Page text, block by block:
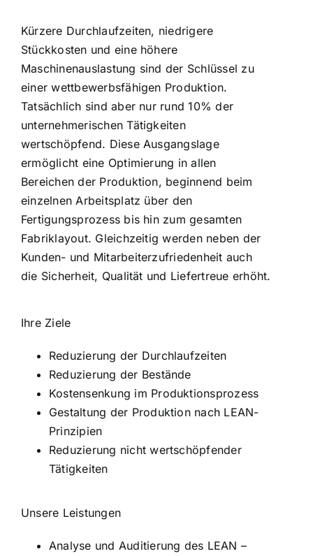
Kürzere Durchlaufzeiten, niedrigere
Stückkosten und eine höhere
Maschinenauslastung sind der Schlüssel zu
einer wettbewerbsfähigen Produktion.
Tatsächlich sind aber nur rund 10% der
unternehmerischen Tätigkeiten
wertschöpfend. Diese Ausgangslage
ermöglicht eine Optimierung in allen
Bereichen der Produktion, beginnend beim
einzelnen Arbeitsplatz über den
Fertigungsprozess bis hin zum gesamten
Fabriklayout. Gleichzeitig werden neben der
Kunden- und Mitarbeiterzufriedenheit auch
die Sicherheit, Qualität und Liefertreue erhöht.
Ihre Ziele
Reduzierung der Durchlaufzeiten
Reduzierung der Bestände
Kostensenkung im Produktionsprozess
Gestaltung der Produktion nach LEAN-
Prinzipien
Reduzierung nicht wertschöpfender
Tätigkeiten
Unsere Leistungen
Analyse und Auditierung des LEAN –